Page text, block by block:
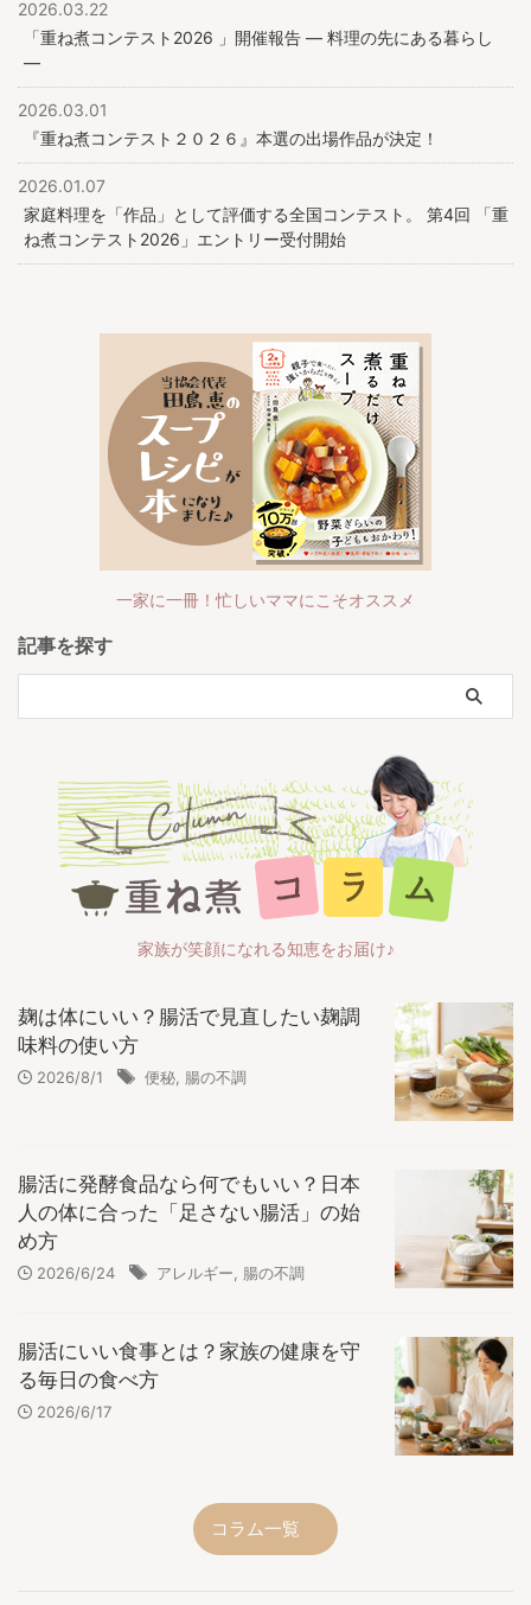
2026.03.22
「重ね煮コンテスト2026 」開催報告 ― 料理の先にある暮らし
―
2026.03.01
『重ね煮コンテスト２０２６』本選の出場作品が決定！
2026.01.07
家庭料理を「作品」として評価する全国コンテスト。 第4回 「重
ね煮コンテスト2026」エントリー受付開始
一家に一冊！忙しいママにこそオススメ
記事を探す
家族が笑顔になれる知恵をお届け♪
麹は体にいい？腸活で見直したい麹調
味料の使い方
2026/8/1 便秘 腸の不調
腸活に発酵食品なら何でもいい？日本
人の体に合った「足さない腸活」の始
め方
2026/6/24 アレルギー 腸の不調
腸活にいい食事とは？家族の健康を守
る毎日の食べ方
2026/6/17
コラム一覧